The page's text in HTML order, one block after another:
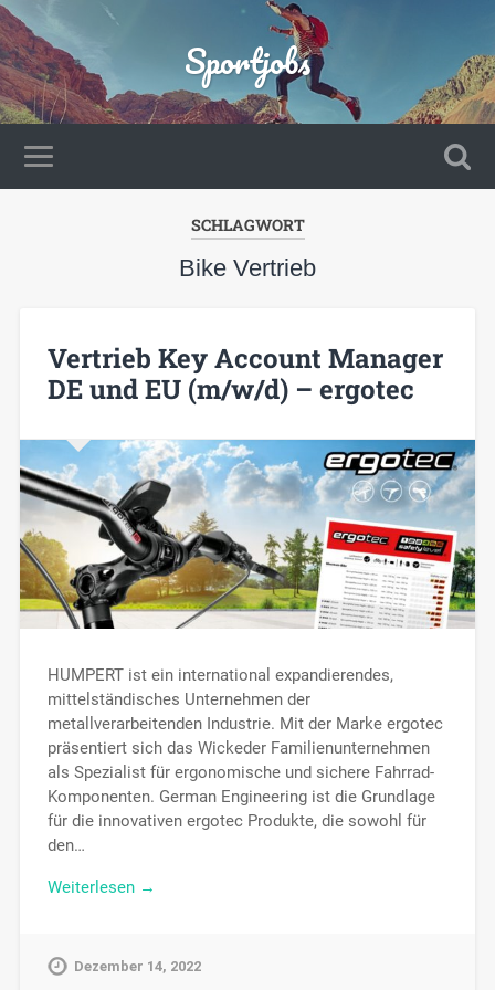
Sportjobs
SCHLAGWORT
Bike Vertrieb
Vertrieb Key Account Manager
DE und EU (m/w/d) – ergotec
HUMPERT ist ein international expandierendes,
mittelständisches Unternehmen der
metallverarbeitenden Industrie. Mit der Marke ergotec
präsentiert sich das Wickeder Familienunternehmen
als Spezialist für ergonomische und sichere Fahrrad-
Komponenten. German Engineering ist die Grundlage
für die innovativen ergotec Produkte, die sowohl für
den…
Weiterlesen →
Dezember 14, 2022